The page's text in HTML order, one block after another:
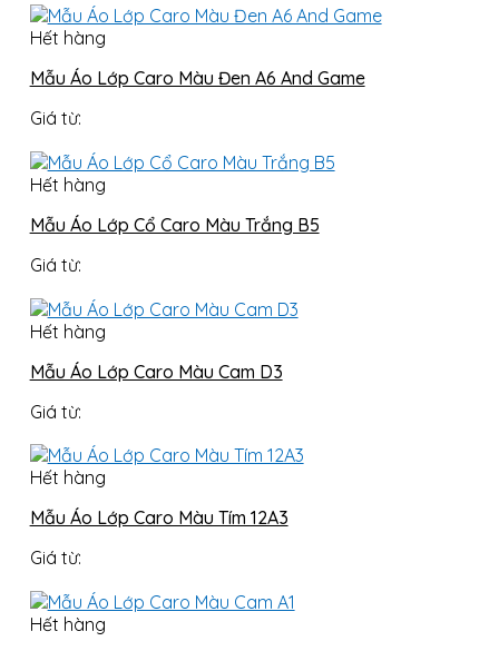
Hết hàng
Mẫu Áo Lớp Caro Màu Đen A6 And Game
Giá từ:
Hết hàng
Mẫu Áo Lớp Cổ Caro Màu Trắng B5
Giá từ:
Hết hàng
Mẫu Áo Lớp Caro Màu Cam D3
Giá từ:
Hết hàng
Mẫu Áo Lớp Caro Màu Tím 12A3
Giá từ:
Hết hàng